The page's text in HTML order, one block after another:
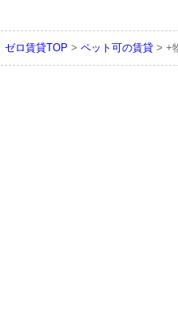
ゼロ賃貸TOP > ペット可の賃貸 > +